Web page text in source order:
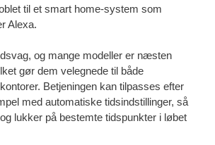
til et smart home-system som
Alexa.
og mange modeller er næsten
gør dem velegnede til både
Betjeningen kan tilpasses efter
med automatiske tidsindstillinger, så
lukker på bestemte tidspunkter i løbet